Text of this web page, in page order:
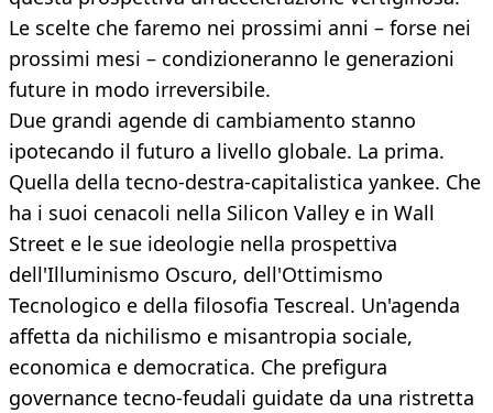
Le scelte che faremo nei prossimi anni – forse nei
prossimi mesi – condizioneranno le generazioni
future in modo irreversibile.
Due grandi agende di cambiamento stanno
ipotecando il futuro a livello globale. La prima.
Quella della tecno-destra-capitalistica yankee. Che
ha i suoi cenacoli nella Silicon Valley e in Wall
Street e le sue ideologie nella prospettiva
dell'Illuminismo Oscuro, dell'Ottimismo
Tecnologico e della filosofia Tescreal. Un'agenda
affetta da nichilismo e misantropia sociale,
economica e democratica. Che prefigura
governance tecno-feudali guidate da una ristretta